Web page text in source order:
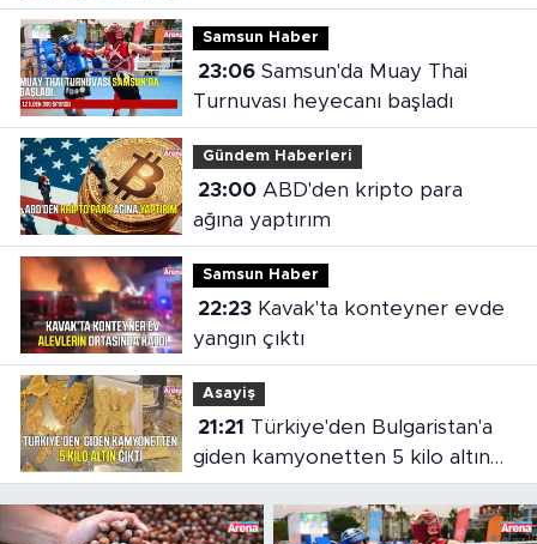
Samsun Haber
23:06Samsun'da Muay Thai
Turnuvası heyecanı başladı
Gündem Haberleri
23:00ABD'den kripto para
ağına yaptırım
Samsun Haber
22:23Kavak'ta konteyner evde
yangın çıktı
Asayiş
21:21
giden kamyonetten 5 kilo altın
çıktı